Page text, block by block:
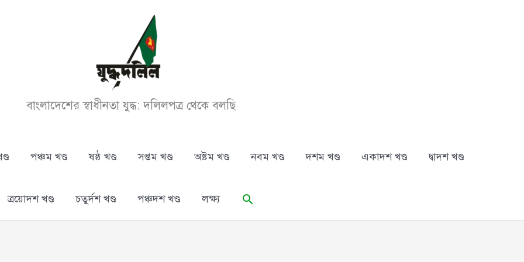
বাংলাদেশের স্বাধীনতা যুদ্ধ: দলিলপত্র থেকে বলছি
পঞ্চম খণ্ড ষষ্ঠ খণ্ড সপ্তম খণ্ড অষ্টম খণ্ড নবম খণ্ড দশম খণ্ড একাদশ খণ্ড দ্বাদশ খণ্ড
ত্রয়োদশ খণ্ড চতুর্দশ খণ্ড পঞ্চদশ খণ্ড লক্ষ্য Search